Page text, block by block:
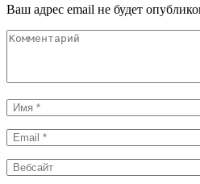
Ваш адрес email не будет
Комментарий
Имя
*
Email
*
Вебсайт